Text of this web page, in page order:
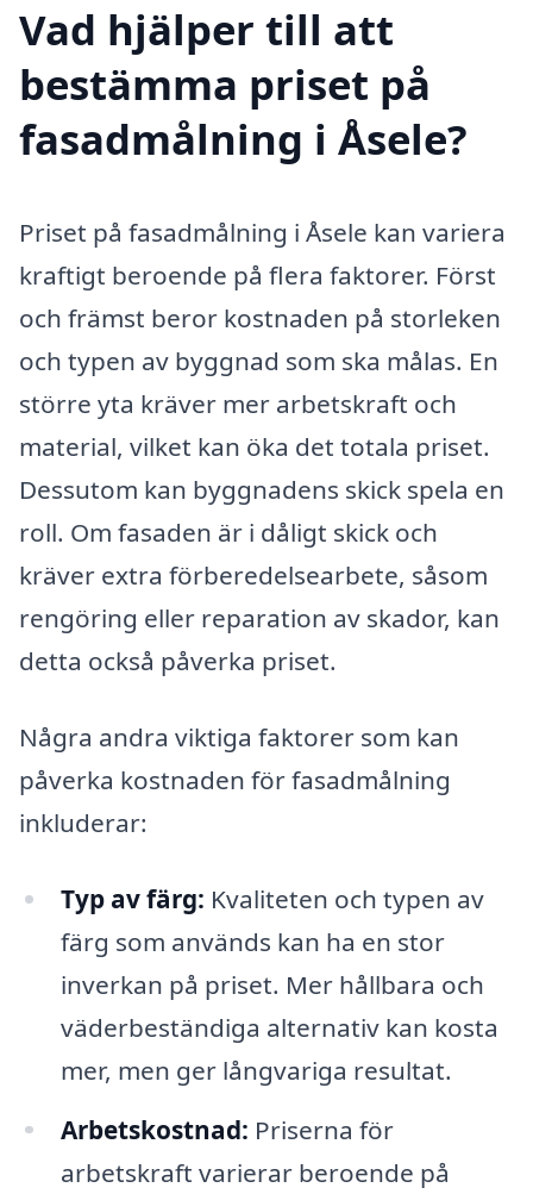
Vad hjälper till att
bestämma priset på
fasadmålning i Åsele?
Priset på fasadmålning i Åsele kan variera
kraftigt beroende på flera faktorer. Först
och främst beror kostnaden på storleken
och typen av byggnad som ska målas. En
större yta kräver mer arbetskraft och
material, vilket kan öka det totala priset.
Dessutom kan byggnadens skick spela en
roll. Om fasaden är i dåligt skick och
kräver extra förberedelsearbete, såsom
rengöring eller reparation av skador, kan
detta också påverka priset.
Några andra viktiga faktorer som kan
påverka kostnaden för fasadmålning
inkluderar:
Typ av färg: Kvaliteten och typen av
färg som används kan ha en stor
inverkan på priset. Mer hållbara och
väderbeständiga alternativ kan kosta
mer, men ger långvariga resultat.
Arbetskostnad: Priserna för
arbetskraft varierar beroende på